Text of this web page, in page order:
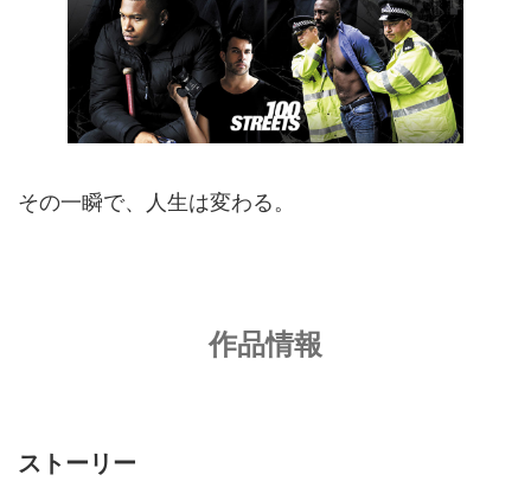
その一瞬で、人生は変わる。
作品情報
ストーリー